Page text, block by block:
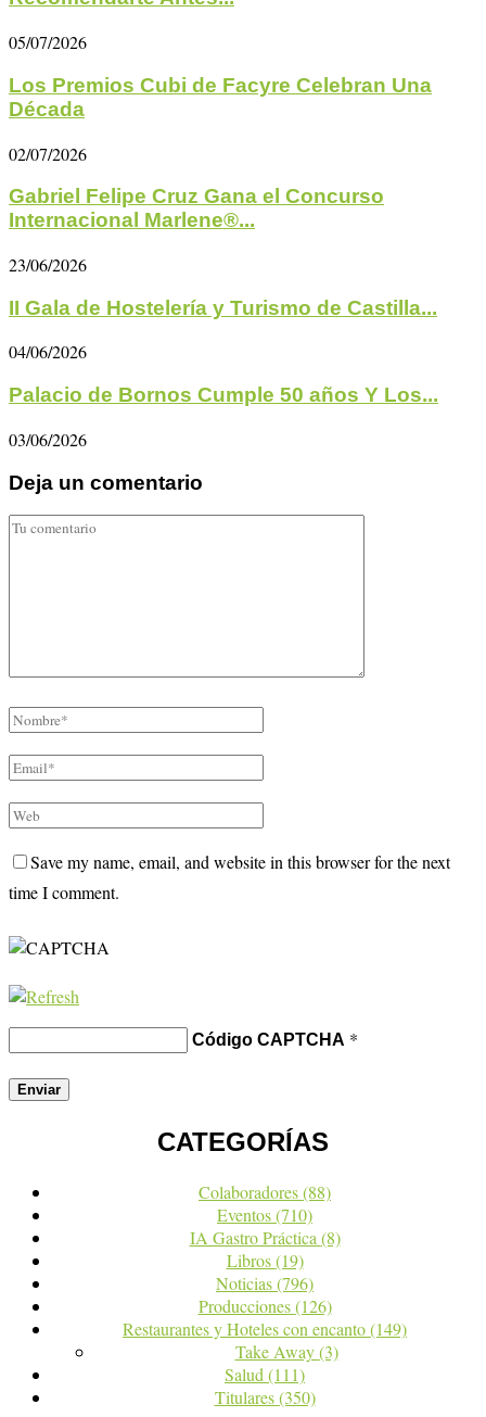
05/07/2026
Los Premios Cubi de Facyre Celebran Una
Década
02/07/2026
Gabriel Felipe Cruz Gana el Concurso
Internacional Marlene®...
23/06/2026
II Gala de Hostelería y Turismo de Castilla...
04/06/2026
Palacio de Bornos Cumple 50 años Y Los...
03/06/2026
Deja un comentario
Save my name, email, and website in this browser for the next
time I comment.
Código CAPTCHA *
CATEGORÍAS
Colaboradores(88)
Eventos(710)
IA Gastro Práctica (8)
Libros(19)
Noticias(796)
Producciones(126)
Restaurantes y Hoteles con encanto(149)
Take Away(3)
Salud (111)
Titulares(350)